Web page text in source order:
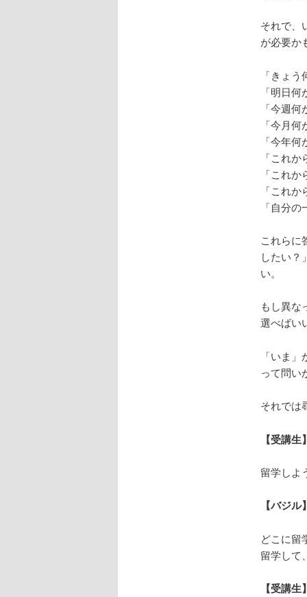
それで、
が必要か
「きょ
「明日
「今週
「今月
「今年
「これ
「これ
「これ
「自分
これらに
したい？
い。
もし異な
選べばい
「いま
って問い
それでは
【受講生
留学しよ
【バジル
どこに留
留学して
【受講生